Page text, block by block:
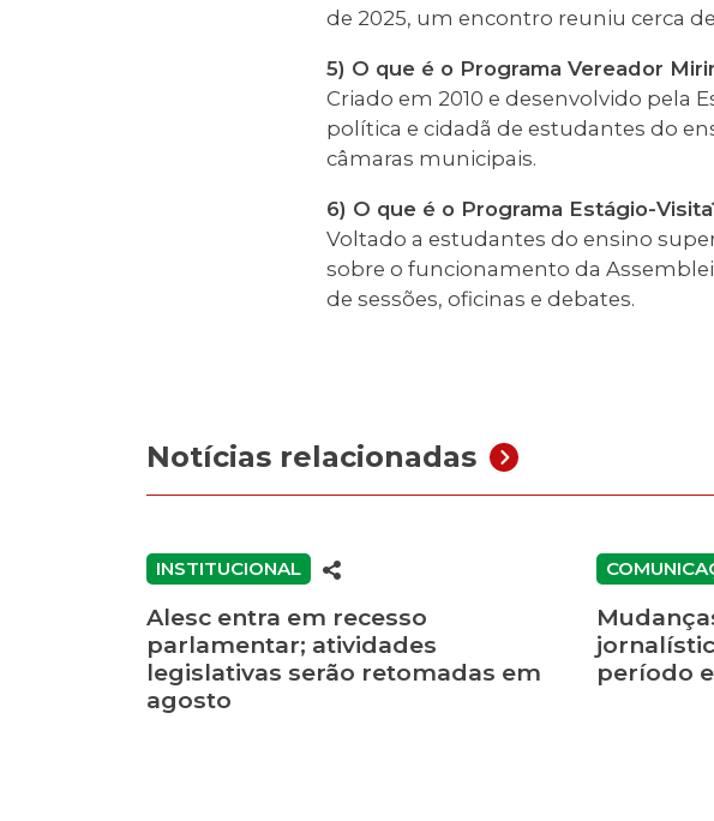
de 2025, um encontro reuniu cerca
5) O que é o Programa Vereador
Criado em 2010 e desenvolvido pela
política e cidadã de estudantes do
câmaras municipais.
6) O que é o Programa Estágio-
Voltado a estudantes do ensino
sobre o funcionamento da
de sessões, oficinas e debates.
Notícias relacionadas
INSTITUCIONAL
Alesc entra em recesso
parlamentar; atividades
legislativas serão retomadas em
agosto
período